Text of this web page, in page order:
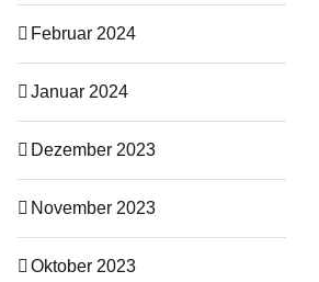
Februar 2024
Januar 2024
Dezember 2023
November 2023
Oktober 2023